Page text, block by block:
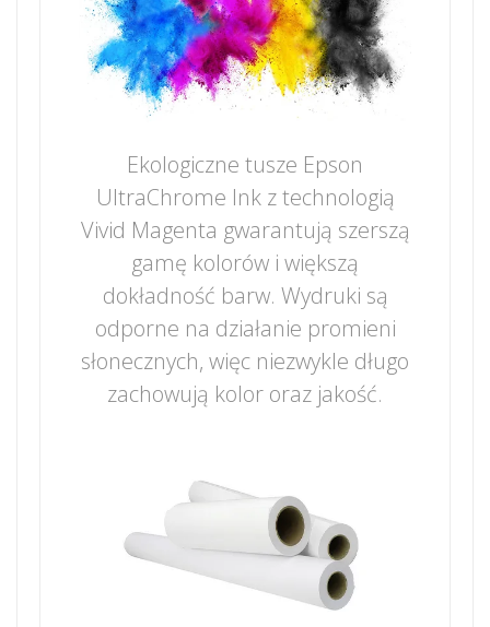
Ekologiczne tusze Epson
UltraChrome Ink z technologią
Vivid Magenta gwarantują szerszą
gamę kolorów i większą
dokładność barw. Wydruki są
odporne na działanie promieni
słonecznych, więc niezwykle długo
zachowują kolor oraz jakość.